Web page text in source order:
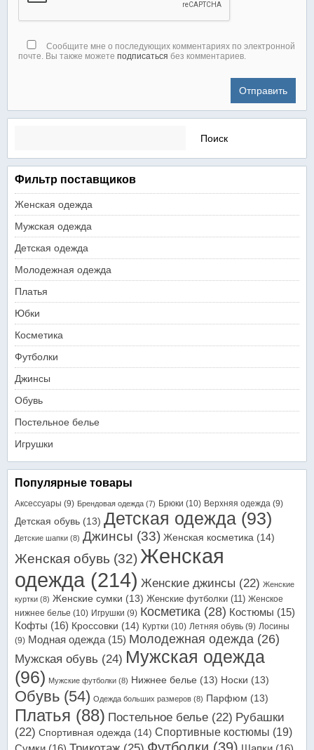
Сообщите мне о последующих комментариях по электронной
почте. Вы также можете подписаться без комментариев.
Найти:
Фильтр поставщиков
Женская одежда
Мужская одежда
Детская одежда
Молодежная одежда
Платья
Юбки
Косметика
Футболки
Джинсы
Обувь
Постельное белье
Игрушки
Популярные товары
Аксессуары (9) Брендовая одежда (7) Брюки (10) Верхняя одежда (9)
Детская обувь (13) Детская одежда (93)
Детские шапки (8) Джинсы (33) Женская косметика (14)
Женская обувь (32) Женская
одежда (214) Женские джинсы (22) Женские
куртки (8) Женские сумки (13) Женские футболки (11) Женское
нижнее белье (10) Игрушки (9) Косметика (28) Костюмы (15)
Кофты (16) Кроссовки (14) Куртки (10) Летняя обувь (9) Лосины
(9) Модная одежда (15) Молодежная одежда (26)
Мужская обувь (24) Мужская одежда
(96) Мужские футболки (8) Нижнее белье (13) Носки (13)
Обувь (54) Одежда больших размеров (8) Парфюм (13)
Платья (88) Постельное белье (22) Рубашки
(22) Спортивная одежда (14) Спортивные костюмы (19)